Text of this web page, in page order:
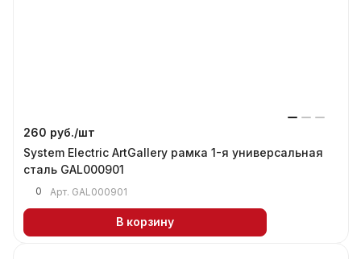
260 руб./шт
System Electric ArtGallery рамка 1-я универсальная
сталь GAL000901
0 Арт. GAL000901
В корзину